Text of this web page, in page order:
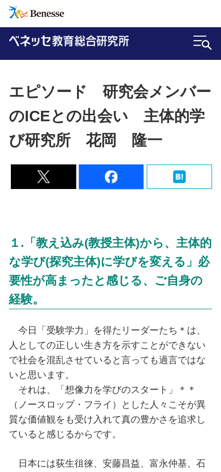
エピソード 研究会メンバー
のICEとの出会い 主体的学
び研究所 花岡 隆一
１.「教え込み(教授主体)から、主体的
な学び(探究主体)に学びを変える」必
要性が高まったと感じる、ご自身の
経験。
今日「受験学力」を得たリーダーたち＊は、
人としての正しい生き方を示すことができない
で社会を混乱させていると言っても過言ではな
いと思います。
それは、「想像力を学びのスタート」＊＊
（ノースロップ・フライ）とした人々こそが異
質な価値観をも受け入れて真の豊かさを追求し
ていると感じるからです。
日本には荻生徂徠、安藤昌益、富永仲基、石